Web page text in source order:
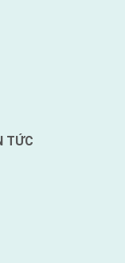
TỨC